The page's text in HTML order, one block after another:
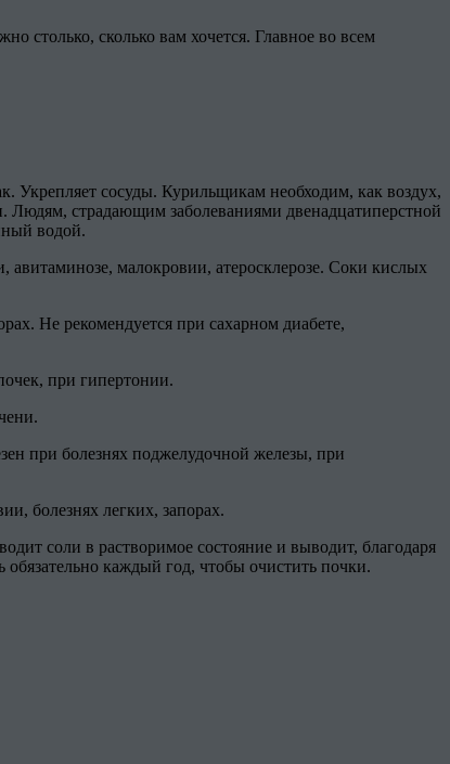
столько, сколько вам хочется. Главное во всем
Укрепляет сосуды. Курильщикам необходим, как воздух,
Людям, страдающим заболеваниями двенадцатиперстной
водой.
малокровии, атеросклерозе. Соки кислых
Не рекомендуется при сахарном диабете,
при гипертонии.
при болезнях поджелудочной железы, при
болезнях легких, запорах.
соли в растворимое состояние и выводит, благодаря
каждый год, чтобы очистить почки.